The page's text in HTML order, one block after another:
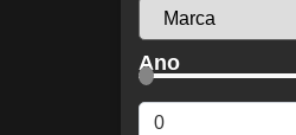
Ano